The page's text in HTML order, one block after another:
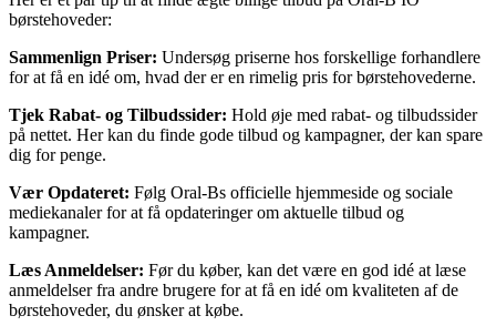
børstehoveder:
Sammenlign Priser: Undersøg priserne hos forskellige forhandlere
for at få en idé om, hvad der er en rimelig pris for børstehovederne.
Tjek Rabat- og Tilbudssider: Hold øje med rabat- og tilbudssider
på nettet. Her kan du finde gode tilbud og kampagner, der kan spare
dig for penge.
Vær Opdateret: Følg Oral-Bs officielle hjemmeside og sociale
mediekanaler for at få opdateringer om aktuelle tilbud og
kampagner.
Læs Anmeldelser: Før du køber, kan det være en god idé at læse
anmeldelser fra andre brugere for at få en idé om kvaliteten af de
børstehoveder, du ønsker at købe.